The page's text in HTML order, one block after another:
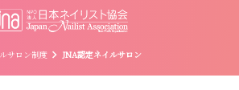
サロン制度 chevron_right JNA認定ネイルサロン